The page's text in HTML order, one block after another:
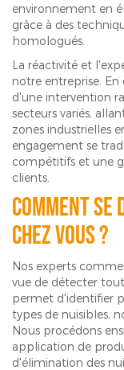
environnement en
grâce à des
homologués.
La réactivité et
notre entreprise.
d'une intervention
secteurs variés,
zones industrielles
engagement se
compétitifs et une
clients.
Comment
chez vous ?
Nos experts
vue de détecter
permet d'identifier
types de nuisibles,
Nous procédons
application de
d'élimination des